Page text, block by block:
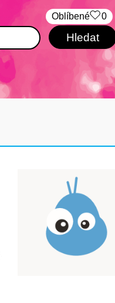
Oblíbené 0